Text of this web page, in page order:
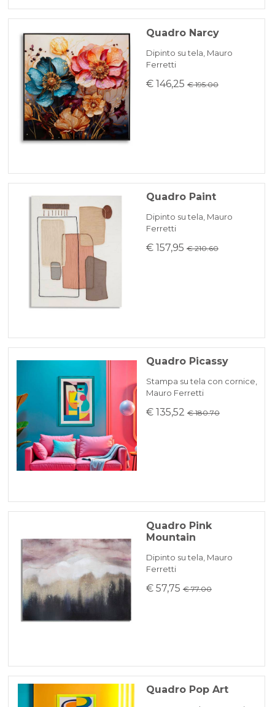
Quadro Narcy
Dipinto su tela, Mauro
Ferretti
€ 146,25 € 195.00
Quadro Paint
Dipinto su tela, Mauro
Ferretti
€ 157,95 € 210.60
Quadro Picassy
Stampa su tela con cornice,
Mauro Ferretti
€ 135,52 € 180.70
Quadro Pink
Mountain
Dipinto su tela, Mauro
Ferretti
€ 57,75 € 77.00
Quadro Pop Art